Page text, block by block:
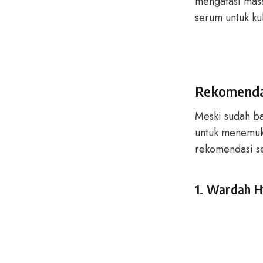
serum untuk
Meski sudah
untuk
rekomendasi
1. Wardah